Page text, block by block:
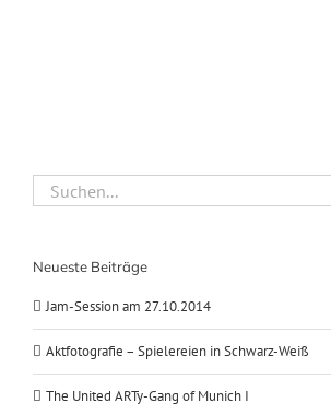
Suche
nach:
Neueste Beiträge
Jam-Session am 27.10.2014
Aktfotografie – Spielereien in Schwarz-Weiß
The United ARTy-Gang of Munich I